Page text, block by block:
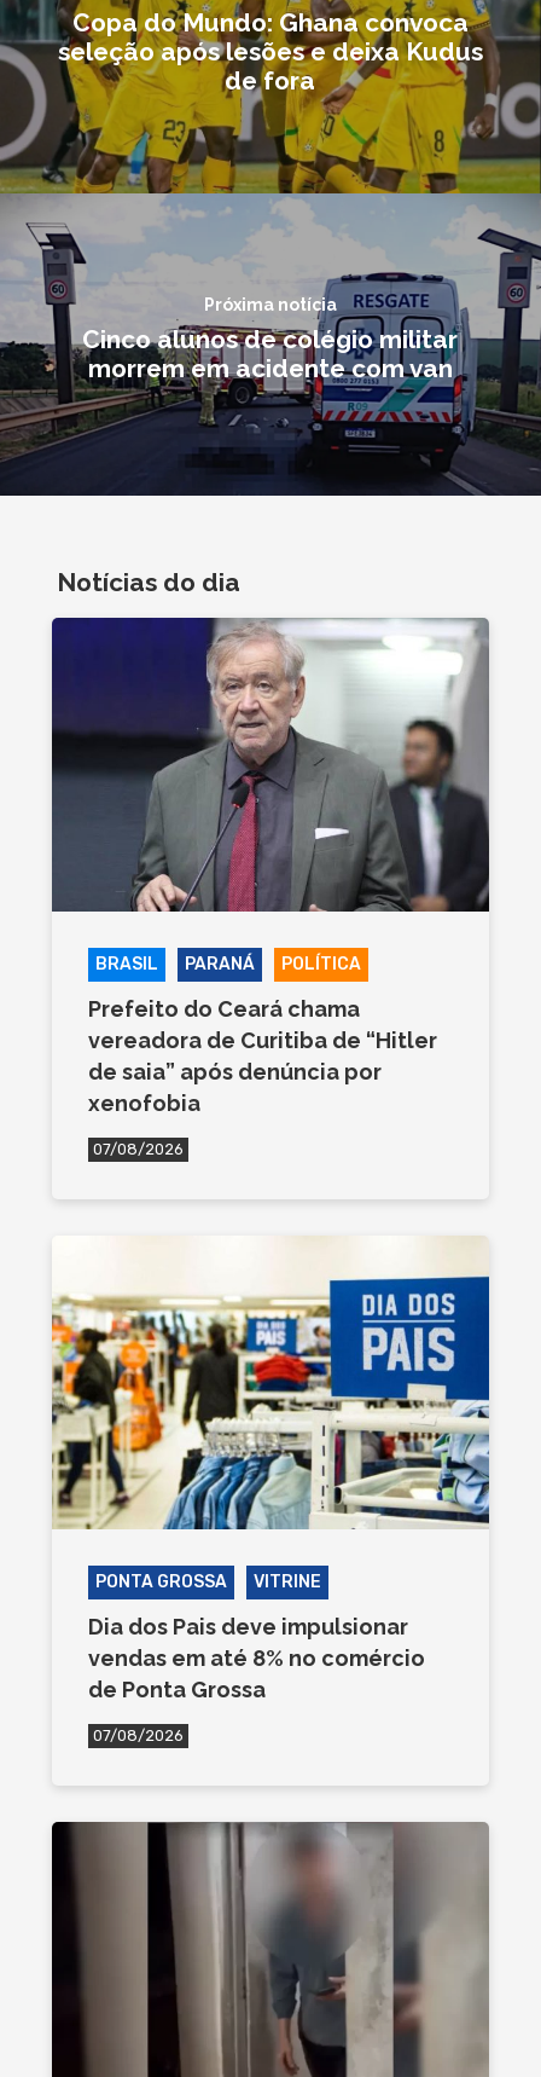
Copa do Mundo: Ghana convoca
seleção após lesões e deixa Kudus
de fora
Próxima notícia
Cinco alunos de colégio militar
morrem em acidente com van
Notícias do dia
BRASIL PARANÁ POLÍTICA
Prefeito do Ceará chama
vereadora de Curitiba de “Hitler
de saia” após denúncia por
xenofobia
07/08/2026
PONTA GROSSA VITRINE
Dia dos Pais deve impulsionar
vendas em até 8% no comércio
de Ponta Grossa
07/08/2026